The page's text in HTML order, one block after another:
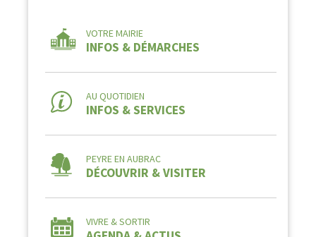
VOTRE MAIRIE
INFOS & DÉMARCHES
AU QUOTIDIEN
INFOS & SERVICES
PEYRE EN AUBRAC
DÉCOUVRIR & VISITER
VIVRE & SORTIR